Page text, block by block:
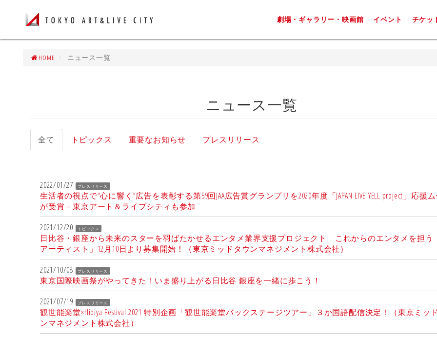
劇場・ギャラリー・映画館 イベント チケッ
HOME ニュース一覧
ニュース一覧
全て トピックス 重要なお知らせ プレスリリース
2022/01/27 プレスリリース
生活者の視点で“心に響く”広告を表彰する第59回JAA広告賞グランプリを2020年度「JAPAN LIVE YELL project」応援
が受賞－東京アート＆ライブシティも参加
2021/12/20
トピックス
日比谷・銀座から未来のスターを羽ばたかせるエンタメ業界支援プロジェクト これからのエンタメを担う「
アーティスト」12月10日より募集開始！（東京ミッドタウンマネジメント株式会社）
2021/10/08
プレスリリース
東京国際映画祭がやってきた！いま盛り上がる日比谷 銀座を一緒に歩こう！
2021/07/19
プレスリリース
観世能楽堂×Hibiya Festival 2021 特別企画「観世能楽堂バックステージツアー」３か国語配信決定！（東京ミッ
ンマネジメント株式会社）